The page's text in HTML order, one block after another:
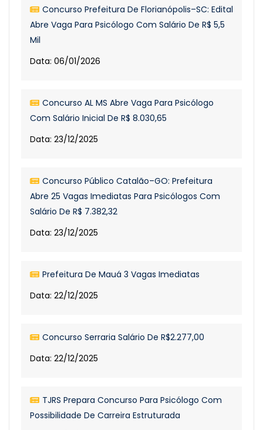
Concurso Prefeitura De Florianópolis–SC: Edital
Abre Vaga Para Psicólogo Com Salário De R$ 5,5
Mil
Data: 06/01/2026
Concurso AL MS Abre Vaga Para Psicólogo
Com Salário Inicial De R$ 8.030,65
Data: 23/12/2025
Concurso Público Catalão–GO: Prefeitura
Abre 25 Vagas Imediatas Para Psicólogos Com
Salário De R$ 7.382,32
Data: 23/12/2025
Prefeitura De Mauá 3 Vagas Imediatas
Data: 22/12/2025
Concurso Serraria Salário De R$2.277,00
Data: 22/12/2025
TJRS Prepara Concurso Para Psicólogo Com
Possibilidade De Carreira Estruturada